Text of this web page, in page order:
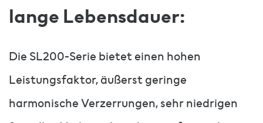
lange Lebensdauer:
Die SL200-Serie bietet einen hohen
Leistungsfaktor, äußerst geringe
harmonische Verzerrungen, sehr niedrigen